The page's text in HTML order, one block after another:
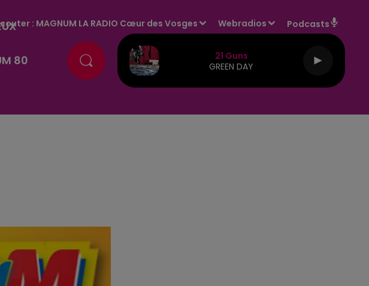
80
: MAGNUM LA RADIO Cœur des Vosges Webradios Podcasts
21 Guns
GREEN DAY